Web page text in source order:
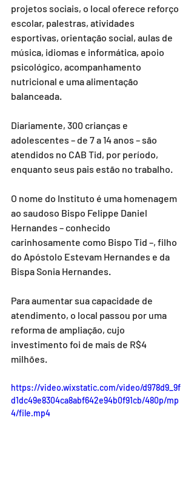
projetos sociais, o local oferece reforço
escolar, palestras, atividades
esportivas, orientação social, aulas de
música, idiomas e informática, apoio
psicológico, acompanhamento
nutricional e uma alimentação
balanceada.
Diariamente, 300 crianças e
adolescentes – de 7 a 14 anos – são
atendidos no CAB Tid, por período,
enquanto seus pais estão no trabalho.
O nome do Instituto é uma homenagem
ao saudoso Bispo Felippe Daniel
Hernandes – conhecido
carinhosamente como Bispo Tid –, filho
do Apóstolo Estevam Hernandes e da
Bispa Sonia Hernandes.
Para aumentar sua capacidade de
atendimento, o local passou por uma
reforma de ampliação, cujo
investimento foi de mais de R$4
milhões.
https://video.wixstatic.com/video/d978d9_9f
d1dc49e8304ca8abf642e94b0f91cb/480p/mp
4/file.mp4